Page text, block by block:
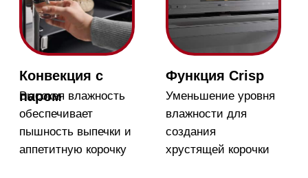
Магазин расположен по
адресу: Новорижское шоссе,
17-й километр, 2
Магазин работает
Магазин в Москве
Бесплатная
парковка, всегда
есть места